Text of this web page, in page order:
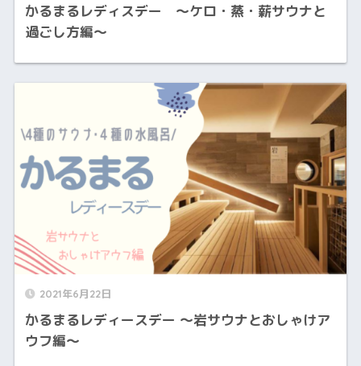
かるまるレディスデー 〜ケロ・蒸・薪サウナと
過ごし方編〜
2021年6月22日
かるまるレディースデー 〜岩サウナとおしゃけア
ウフ編〜